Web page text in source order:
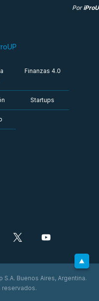
Por
Finanzas 4.0
Startups
Buenos Aires, Argentina.